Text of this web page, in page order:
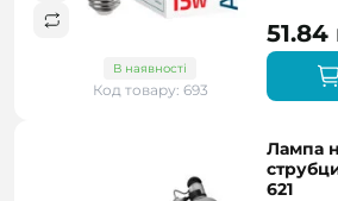
В наявності
Код товару: 693
51.84
Лампа
621